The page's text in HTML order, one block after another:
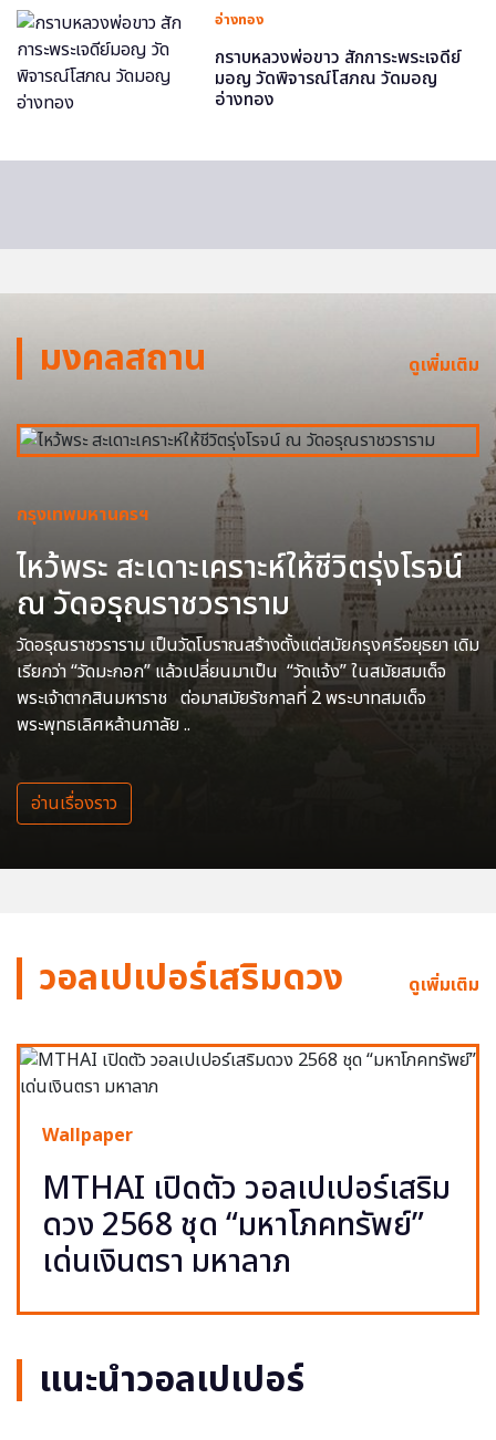
อ่างทอง
กราบหลวงพ่อขาว สักการะพระเจดีย์
มอญ วัดพิจารณ์โสภณ วัดมอญ
อ่างทอง
มงคลสถาน ดูเพิ่มเติม
กรุงเทพมหานครฯ
ไหว้พระ สะเดาะเคราะห์ให้ชีวิตรุ่งโรจน์
ณ วัดอรุณราชวราราม
วัดอรุณราชวราราม เป็นวัดโบราณสร้างตั้งแต่สมัยกรุงศรีอยุธยา เดิม
เรียกว่า “วัดมะกอก” แล้วเปลี่ยนมาเป็น “วัดแจ้ง” ในสมัยสมเด็จ
พระเจ้าตากสินมหาราช ต่อมาสมัยรัชกาลที่ 2 พระบาทสมเด็จ
พระพุทธเลิศหล้านภาลัย ..
อ่านเรื่องราว
วอลเปเปอร์เสริมดวง ดูเพิ่มเติม
Wallpaper
MTHAI เปิดตัว วอลเปเปอร์เสริม
ดวง 2568 ชุด “มหาโภคทรัพย์”
เด่นเงินตรา มหาลาภ
แนะนำวอลเปเปอร์